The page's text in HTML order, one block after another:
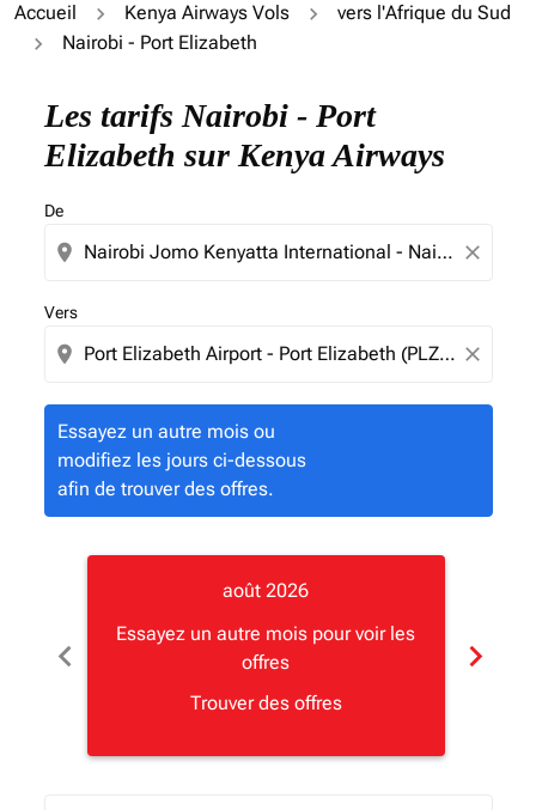
Accueil Kenya Airways Vols
vers l'Afrique du Sud
Nairobi - Port Elizabeth
Les tarifs Nairobi - Port
Elizabeth sur Kenya Airways
De
location_on close
Vers
location_on close
Essayez un autre mois ou
modifiez les jours ci-dessous
afin de trouver des offres.
Essayez un autre mois ou modifiez les jours ci-
chevron_left
août 2026
Essayez un autre mois pour voir les
offres
Trouver des offres
chevron_right